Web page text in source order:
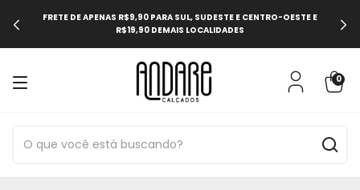
FRETE DE APENAS R$9,90 PARA SUL, SUDESTE E CENTRO-OESTE E
R$19,90 DEMAIS LOCALIDADES
0